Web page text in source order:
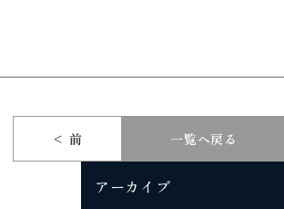
< 前 一覧へ戻る
アーカイブ